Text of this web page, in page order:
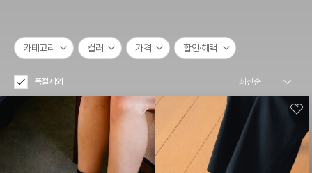
카테고리 컬러 가격 할인·혜택
품절제외